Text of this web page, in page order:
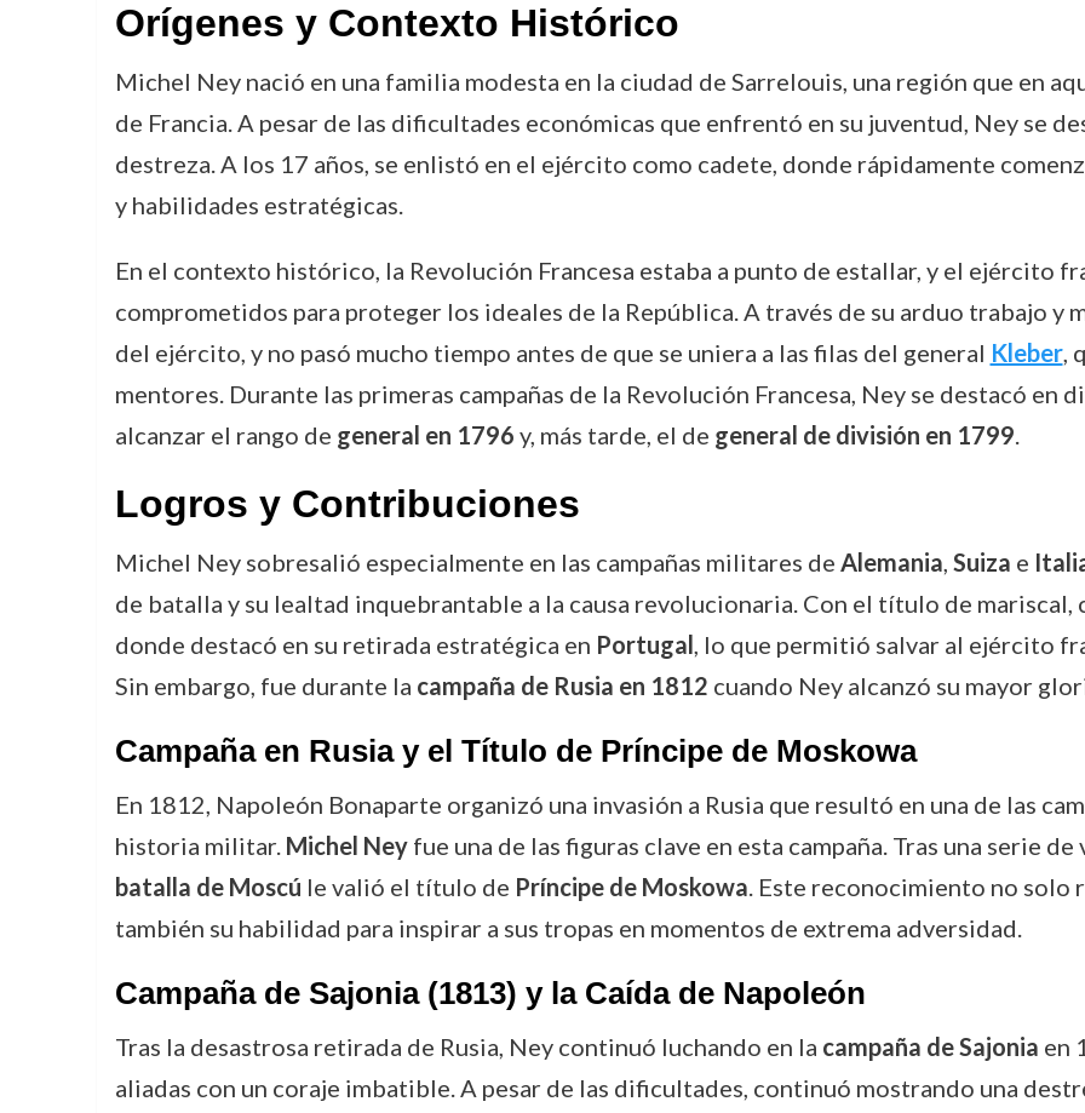
Orígenes y Contexto Histórico
Michel Ney nació en una familia modesta en la ciudad de Sarrelouis, una región que en
de Francia. A pesar de las dificultades económicas que enfrentó en su juventud, Ney se
destreza. A los 17 años, se enlistó en el ejército como cadete, donde rápidamente
y habilidades estratégicas.
En el contexto histórico, la Revolución Francesa estaba a punto de estallar, y el ejército
comprometidos para proteger los ideales de la República. A través de su arduo trabajo y
del ejército, y no pasó mucho tiempo antes de que se uniera a las filas del general Kleber,
mentores. Durante las primeras campañas de la Revolución Francesa, Ney se destacó en
alcanzar el rango de general en 1796 y, más tarde, el de general de división en 1799.
Logros y Contribuciones
Michel Ney sobresalió especialmente en las campañas militares de Alemania, Suiza e
de batalla y su lealtad inquebrantable a la causa revolucionaria. Con el título de
donde destacó en su retirada estratégica en Portugal, lo que permitió salvar al ejército
Sin embargo, fue durante la campaña de Rusia en 1812 cuando Ney alcanzó su mayor
Campaña en Rusia y el Título de Príncipe de Moskowa
En 1812, Napoleón Bonaparte organizó una invasión a Rusia que resultó en una de las
historia militar. Michel Neyfue una de las figuras clave en esta campaña. Tras una serie
batalla de Moscú le valió el título de Príncipe de Moskowa. Este reconocimiento no solo
también su habilidad para inspirar a sus tropas en momentos de extrema adversidad.
Campaña de Sajonia (1813) y la Caída de Napoleón
Tras la desastrosa retirada de Rusia, Ney continuó luchando en la campaña de Sajonia en
aliadas con un coraje imbatible. A pesar de las dificultades, continuó mostrando una